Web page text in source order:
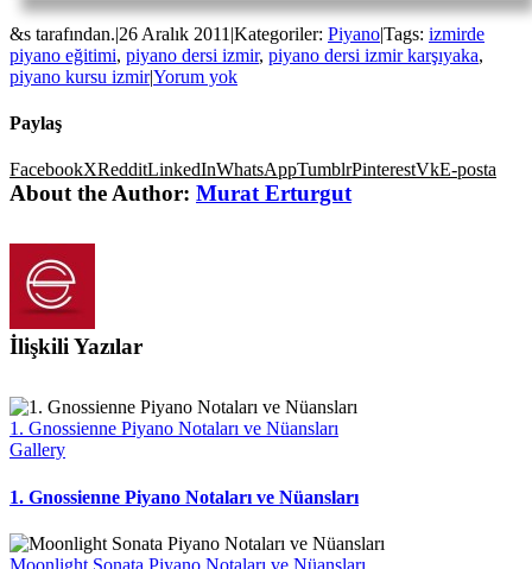
&s tarafından.|26 Aralık 2011 |Kategoriler: Piyano|Tags: izmirde
piyano eğitimi, piyano dersi izmir, piyano dersi izmir karşıyaka,
piyano kursu izmir|Yorum yok
Paylaş
FacebookXRedditLinkedInWhatsAppTumblrPinterestVkE-posta
About the Author: Murat Erturgut
İlişkili Yazılar
1. Gnossienne Piyano Notaları ve Nüansları
Gallery
1. Gnossienne Piyano Notaları ve Nüansları
Moonlight Sonata Piyano Notaları ve Nüansları